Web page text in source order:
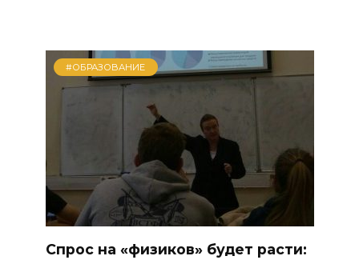
#ОБРАЗОВАНИЕ
Спрос на «физиков» будет расти: